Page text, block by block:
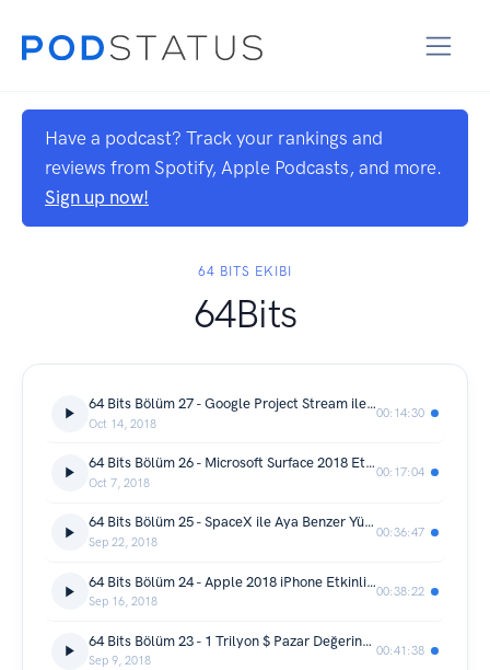
Have a podcast? Track your rankings and
reviews from Spotify, Apple Podcasts, and more.
Sign up now!
64 BITS EKIBI
64Bits
64 Bits Bölüm 27 - Google Project Stream ile Assassin's Creed: Odyssey Oynamak
Oct 14, 2018
00:14:30
64 Bits Bölüm 26 - Microsoft Surface 2018 Etkinliğinde Neler Duyuruldu?
Oct 7, 2018
00:17:04
64 Bits Bölüm 25 - SpaceX ile Aya Benzer Yüreğim
Sep 22, 2018
00:36:47
64 Bits Bölüm 24 - Apple 2018 iPhone Etkinliğinde Neler Duyuruldu?
Sep 16, 2018
00:38:22
64 Bits Bölüm 23 - 1 Trilyon $ Pazar Değerine Ulaşan Amazon
Sep 9, 2018
00:41:38